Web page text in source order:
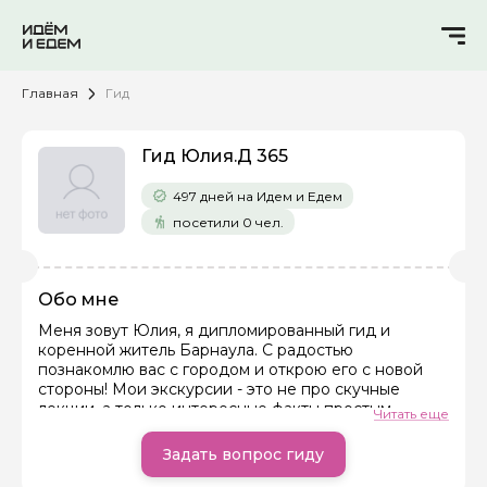
Главная Гид
Гид Юлия.Д 365
497 дней на Идем и Едем
посетили 0 чел.
Обо мне
Меня зовут Юлия, я дипломированный гид и
коренной житель Барнаула. С радостью
познакомлю вас с городом и открою его с новой
стороны! Мои экскурсии - это не про скучные
лекции, а только интересные факты простым,
дружеским языком.
Читать еще
Задать вопрос гиду
Задайте свой вопрос гиду
Как вас зовут
Ваша электронная почта